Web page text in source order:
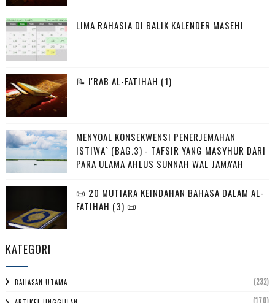
LIMA RAHASIA DI BALIK KALENDER MASEHI
📝 I'RAB AL-FATIHAH (1)
MENYOAL KONSEKWENSI PENERJEMAHAN
ISTIWA` (BAG.3) - TAFSIR YANG MASYHUR DARI
PARA ULAMA AHLUS SUNNAH WAL JAMA'AH
📜 20 MUTIARA KEINDAHAN BAHASA DALAM AL-
FATIHAH (3) 📜
KATEGORI
BAHASAN UTAMA (232)
(170)